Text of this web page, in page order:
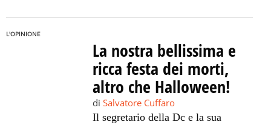
L'OPINIONE
La nostra bellissima e
ricca festa dei morti,
altro che Halloween!
di Salvatore Cuffaro
Il segretario della Dc e la sua